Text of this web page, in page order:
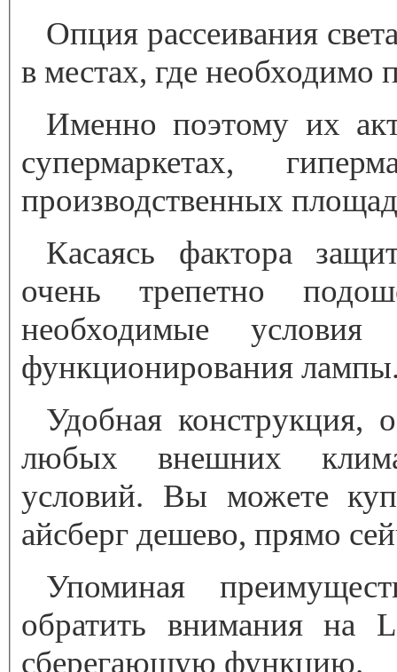
Опция рассеивания
в местах, где
Именно поэтому их
супермаркетах,
производственных
Касаясь фактора
очень трепетно
необходимые
функционирования
Удобная конструкция,
любых внешних
условий. Вы можете
айсберг дешево, прямо
Упоминая
обратить внимания на
сберегающую функцию.